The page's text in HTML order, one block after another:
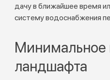
дачу в ближайшее время
систему водоснабжения
Минимальное
ландшафта